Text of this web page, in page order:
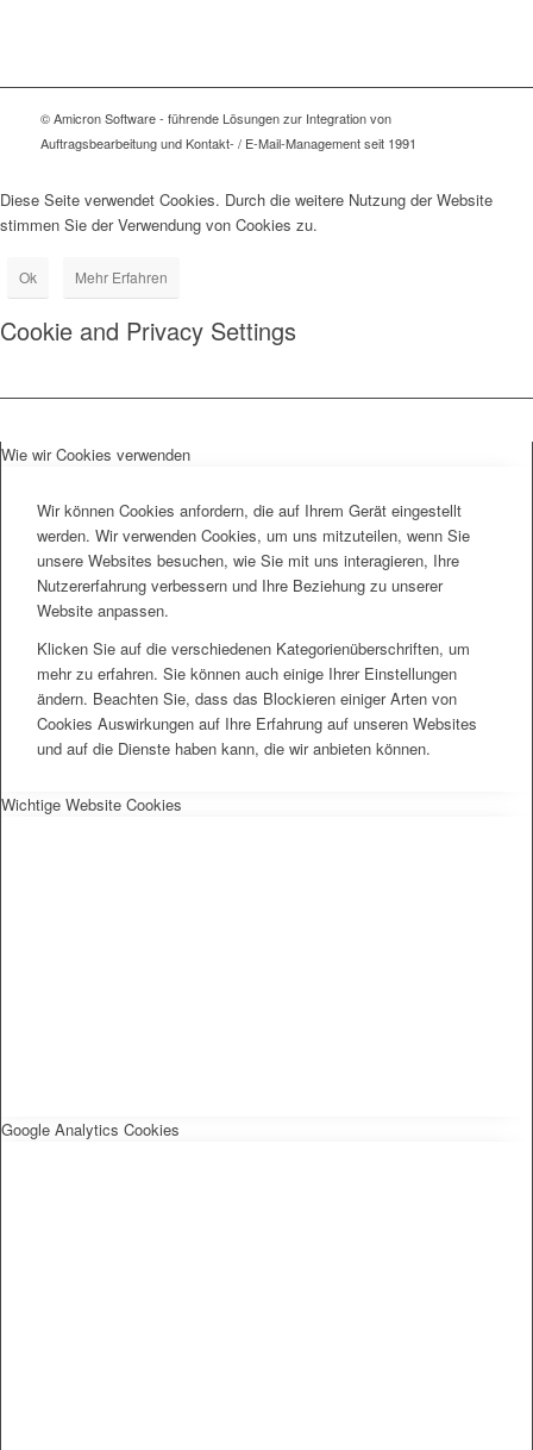
© Amicron Software - führende Lösungen zur Integration von
Auftragsbearbeitung und Kontakt- / E-Mail-Management seit 1991
Diese Seite verwendet Cookies. Durch die weitere Nutzung der Website
stimmen Sie der Verwendung von Cookies zu.
Ok Mehr Erfahren
Cookie and Privacy Settings
Wie wir Cookies verwenden
Wir können Cookies anfordern, die auf Ihrem Gerät eingestellt
werden. Wir verwenden Cookies, um uns mitzuteilen, wenn Sie
unsere Websites besuchen, wie Sie mit uns interagieren, Ihre
Nutzererfahrung verbessern und Ihre Beziehung zu unserer
Website anpassen.
Klicken Sie auf die verschiedenen Kategorienüberschriften, um
mehr zu erfahren. Sie können auch einige Ihrer Einstellungen
ändern. Beachten Sie, dass das Blockieren einiger Arten von
Cookies Auswirkungen auf Ihre Erfahrung auf unseren Websites
und auf die Dienste haben kann, die wir anbieten können.
Wichtige Website Cookies
Google Analytics Cookies